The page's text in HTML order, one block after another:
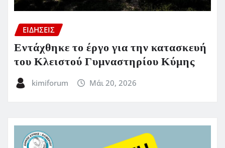
ΕΙΔΗΣΕΙΣ
Εντάχθηκε το έργο για την κατασκευή
του Κλειστού Γυμναστηρίου Κύμης
kimiforum Μάι 20, 2026